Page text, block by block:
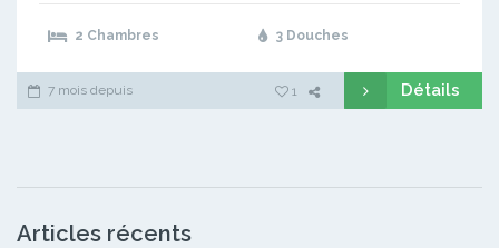
2 Chambres 3 Douches
7 mois depuis 1 Détails
Articles récents